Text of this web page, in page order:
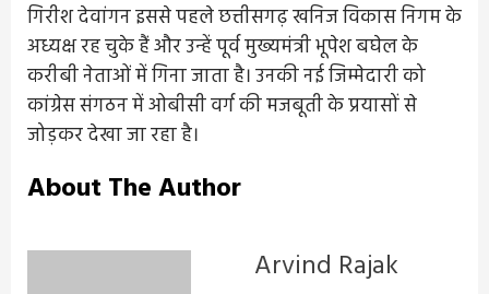
गिरीश देवांगन इससे पहले छत्तीसगढ़ खनिज विकास निगम के
अध्यक्ष रह चुके हैं और उन्हें पूर्व मुख्यमंत्री भूपेश बघेल के
करीबी नेताओं में गिना जाता है। उनकी नई जिम्मेदारी को
कांग्रेस संगठन में ओबीसी वर्ग की मजबूती के प्रयासों से
जोड़कर देखा जा रहा है।
About The Author
Arvind Rajak